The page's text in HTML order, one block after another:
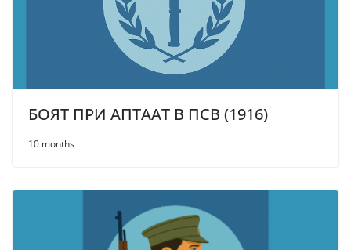
БОЯТ ПРИ АПТААТ В ПСВ (1916)
10 months